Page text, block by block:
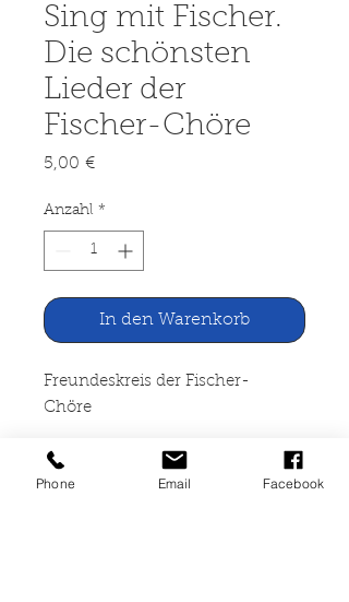
Sing mit Fischer.
Die schönsten
Lieder der
Fischer-Chöre
5,00 €Preis
Anzahl *
In den Warenkorb
Freundeskreis der Fischer-
Chöre
Sing mit Fischer. Die schönsten
Lieder der Fischer-Chöre
Phone Email Facebook